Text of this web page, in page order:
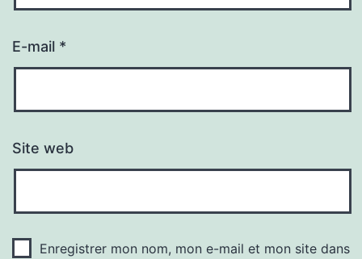
E-mail *
Site web
Enregistrer mon nom, mon e-mail et mon site dans